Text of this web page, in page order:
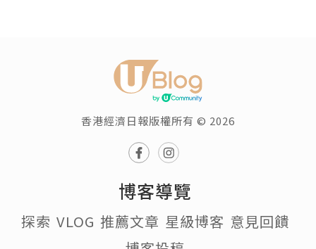
香港經濟日報版權所有 © 2026
博客導覽
探索 VLOG 推薦文章 星級博客 意見回饋